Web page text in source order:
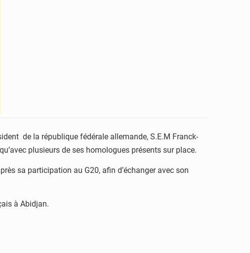
de la république fédérale allemande, S.E.M Franck-
plusieurs de ses homologues présents sur place.
sa participation au G20, afin d’échanger avec son
à Abidjan.